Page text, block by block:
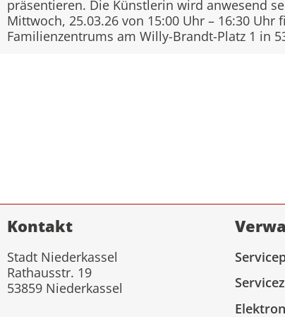
präsentieren. Die Künstlerin wird anwesend
Mittwoch, 25.03.26 von 15:00 Uhr – 16:30
Familienzentrums am Willy-Brandt-Platz 1 in
Kontakt
Stadt Niederkassel
Rathausstr. 19
53859 Niederkassel